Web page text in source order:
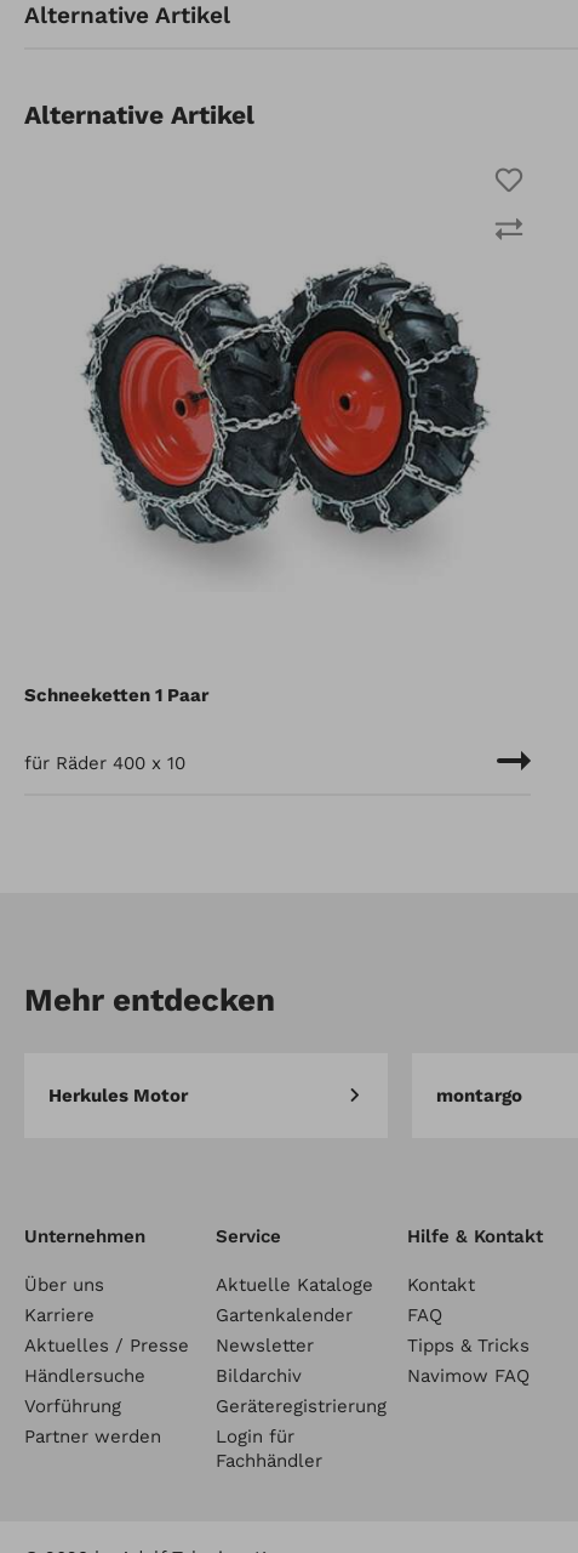
Schneeketten
Alternative Artikel
Alternative Artikel
Schneeketten 1 Paar
für Räder 400 x 10
Mehr entdecken
Herkules Motor montargo
Unternehmen
Über uns
Karriere
Aktuelles / Presse
Händlersuche
Vorführung
Partner werden
Service
Aktuelle Kataloge
Gartenkalender
Newsletter
Bildarchiv
Geräteregistrierung
Login für
Fachhändler
Hilfe & Kontakt
Kontakt
FAQ
Tipps & Tricks
Navimow FAQ